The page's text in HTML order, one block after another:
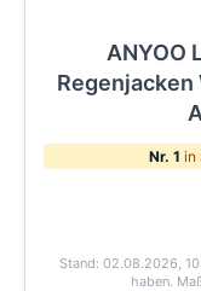
ANYOO
Nr. 1 in
Stand: 02.08.2026,
haben.